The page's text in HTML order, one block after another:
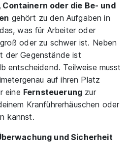
oder die Be- und
gehört zu den Aufgaben in
was für Arbeiter oder
oder zu schwer ist. Neben
der Gegenstände ist
entscheidend. Teilweise musst
auf ihren Platz
eine Fernsteuerung zur
Kranführerhäuschen oder
kannst.
und Sicherheit